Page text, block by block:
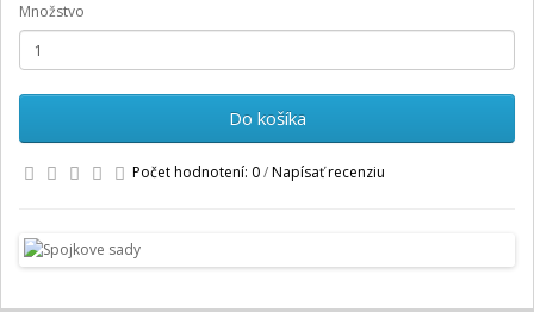
Množstvo
Do košíka
Počet hodnotení: 0/Napísať recenziu